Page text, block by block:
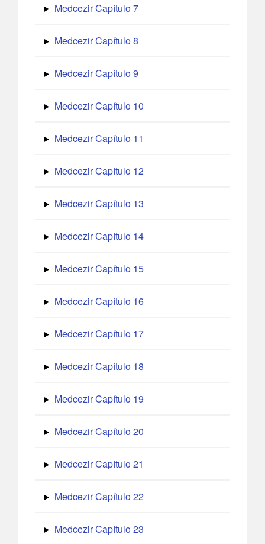
Medcezir Capítulo 7
Medcezir Capítulo 8
Medcezir Capítulo 9
Medcezir Capítulo 10
Medcezir Capítulo 11
Medcezir Capítulo 12
Medcezir Capítulo 13
Medcezir Capítulo 14
Medcezir Capítulo 15
Medcezir Capítulo 16
Medcezir Capítulo 17
Medcezir Capítulo 18
Medcezir Capítulo 19
Medcezir Capítulo 20
Medcezir Capítulo 21
Medcezir Capítulo 22
Medcezir Capítulo 23